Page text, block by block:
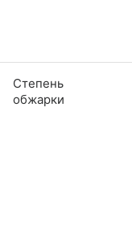
Степень
обжарки